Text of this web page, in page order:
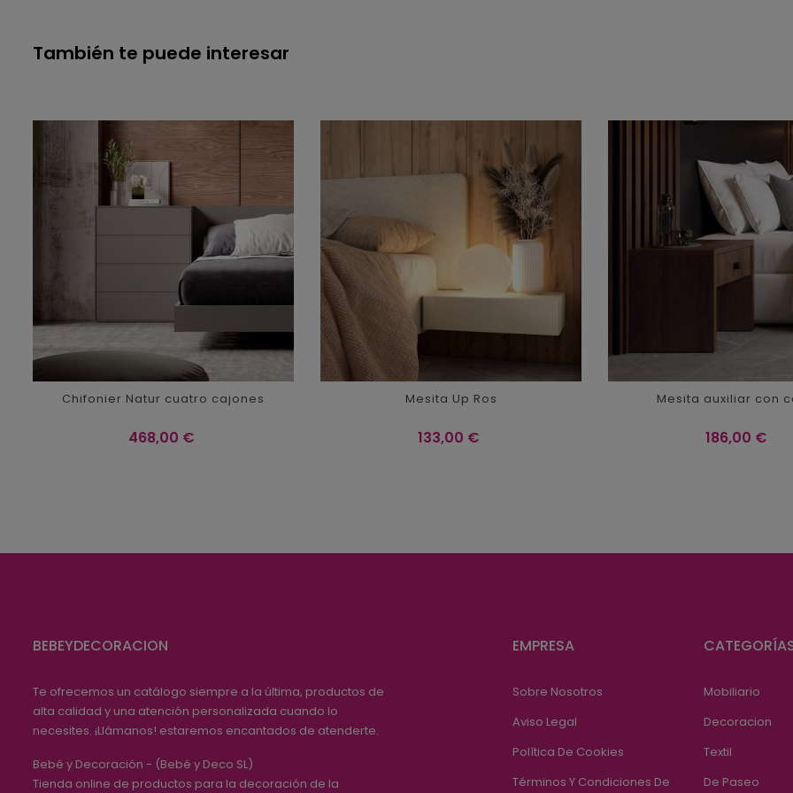
También te puede interesar
Chifonier Natur cuatro cajones
Precio
468,00 €
Mesita Up Ros
Precio
133,00 €
Mesita auxiliar con
Precio
186,00 €
BEBEYDECORACION
Te ofrecemos un catálogo siempre a la última, productos de
alta calidad y una atención personalizada cuando lo
necesites. ¡Llámanos! estaremos encantados de atenderte.
Bebé y Decoración - (Bebé y Deco SL)
Tienda online de productos para la decoración de la
EMPRESA
Sobre Nosotros
Aviso Legal
Política De Cookies
Términos Y Condiciones De
Mobiliario
Decoracion
Textil
De Paseo